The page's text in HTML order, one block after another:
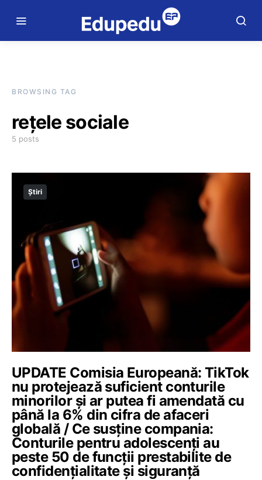
BROWSING TAG
rețele sociale
5 posts
Știri
UPDATE Comisia Europeană: TikTok
nu protejează suficient conturile
minorilor și ar putea fi amendată cu
până la 6% din cifra de afaceri
globală / Ce susține compania:
Conturile pentru adolescenți au
peste 50 de funcții prestabilite de
confidențialitate și siguranță